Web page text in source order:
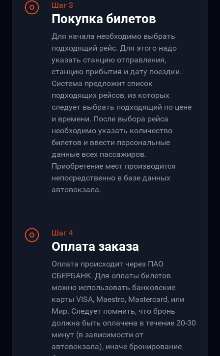
Шаг 3
Покупка билетов
Для начала необходимо выбрать
подходящий рейс. Для этого надо
указать станцию отправления,
станцию прибытия и дату поездки.
Система предложит список
подходящих рейсов, из которых
следует выбрать подходящий по цене
и времени. После выбора рейса
необходимо указать количество
билетов и ввести персональные
данные всех пассажиров.
Приобретение мест производится
непосредственно в базе данных
автовокзала.
Шаг 4
Оплата заказа
Оплата происходит через ПАО
СБЕРБАНК. Для оплаты билетов
можно использовать банковские
карты VISA, Maestro, Mastercard, или
Мир. Следует помнить, что бронь
должна быть оплачена в течение 20-30
минут (в зависимости от
автовокзала), иначе бронирование